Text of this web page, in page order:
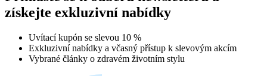
získejte exkluzivní nabídky
Uvítací kupón se slevou 10 %
Exkluzivní nabídky a včasný přístup k slevovým akcím
Vybrané články o zdravém životním stylu